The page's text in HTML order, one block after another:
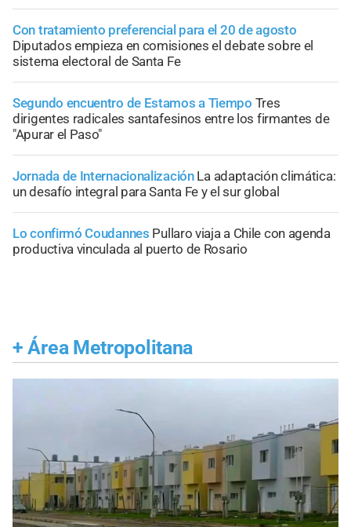
Con tratamiento preferencial para el 20 de agosto
Diputados empieza en comisiones el debate sobre el
sistema electoral de Santa Fe
Segundo encuentro de Estamos a Tiempo Tres
dirigentes radicales santafesinos entre los firmantes de
"Apurar el Paso"
Jornada de Internacionalización La adaptación climática:
un desafío integral para Santa Fe y el sur global
Lo confirmó Coudannes Pullaro viaja a Chile con agenda
productiva vinculada al puerto de Rosario
+ Área Metropolitana